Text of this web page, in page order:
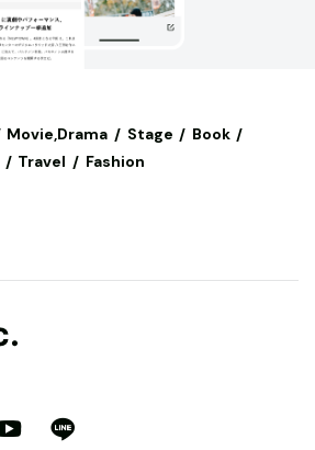
Movie,Drama Stage
Book
Travel Fashion